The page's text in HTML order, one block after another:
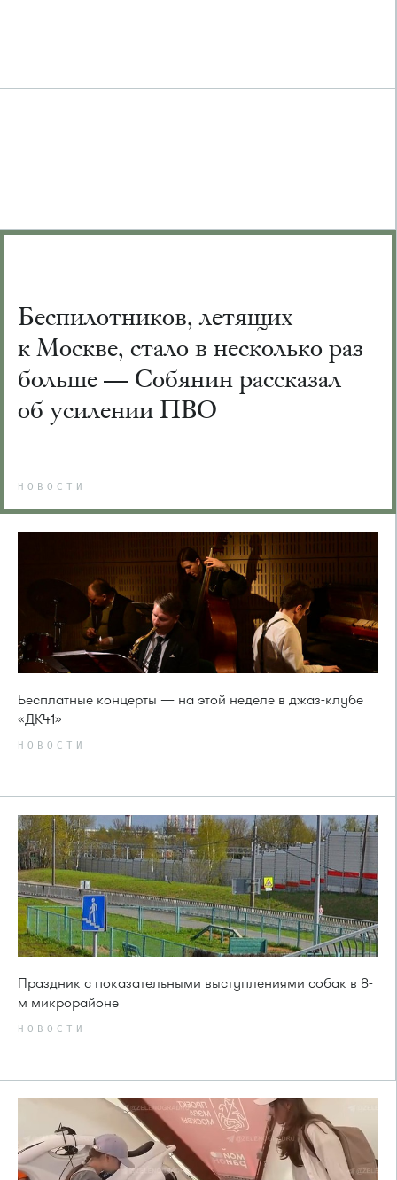
Беспилотников, летящих
к Москве, стало в несколько раз
больше — Собянин рассказал
об усилении ПВО
НОВОСТИ
Бесплатные концерты — на этой неделе в джаз-клубе
«ДК41»
НОВОСТИ
Праздник с показательными выступлениями собак в 8-
м микрорайоне
НОВОСТИ